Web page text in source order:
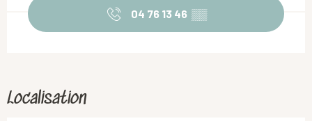
04 76 13 46 ▒▒
Localisation